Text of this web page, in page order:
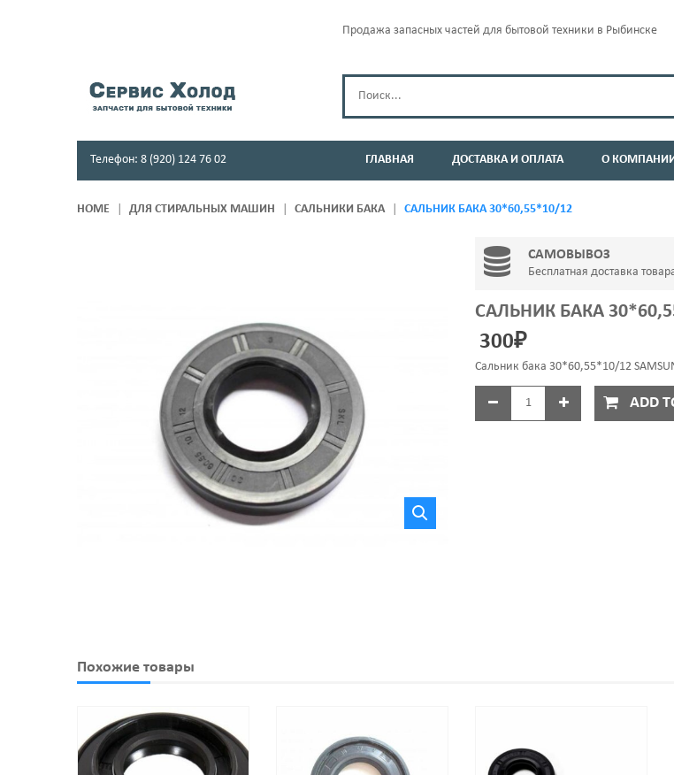
Продажа запасных частей для бытовой техники в Рыбинске
Телефон: 8 (920) 124 76 02 ГЛАВНАЯ ДОСТАВКА И ОПЛАТА О
HOME ДЛЯ СТИРАЛЬНЫХ МАШИН САЛЬНИКИ БАКА САЛЬНИК БАКА 30*60,55*10/12
САМОВЫВОЗ
Бесплатная доставка
САЛЬНИК БАКА
300₽
Сальник бака 30*60,55*10/12
ADD
Похожие товары